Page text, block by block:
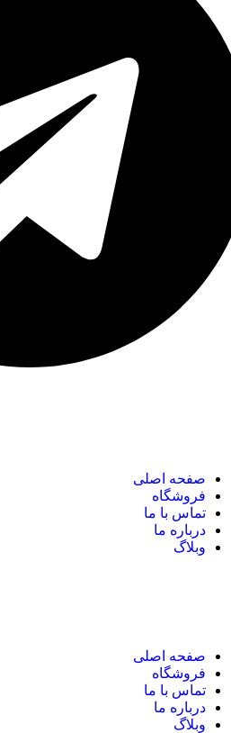
صفحه اصلی
فروشگاه
تماس با ما
درباره ما
وبلاگ
صفحه اصلی
فروشگاه
تماس با ما
درباره ما
وبلاگ